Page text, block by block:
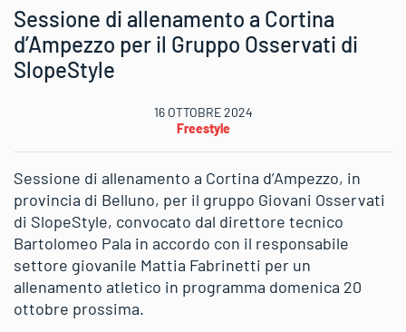
Sessione di allenamento a Cortina
d’Ampezzo per il Gruppo Osservati di
SlopeStyle
16 OTTOBRE 2024
Freestyle
Sessione di allenamento a Cortina d’Ampezzo, in
provincia di Belluno, per il gruppo Giovani Osservati
di SlopeStyle, convocato dal direttore tecnico
Bartolomeo Pala in accordo con il responsabile
settore giovanile Mattia Fabrinetti per un
allenamento atletico in programma domenica 20
ottobre prossima.